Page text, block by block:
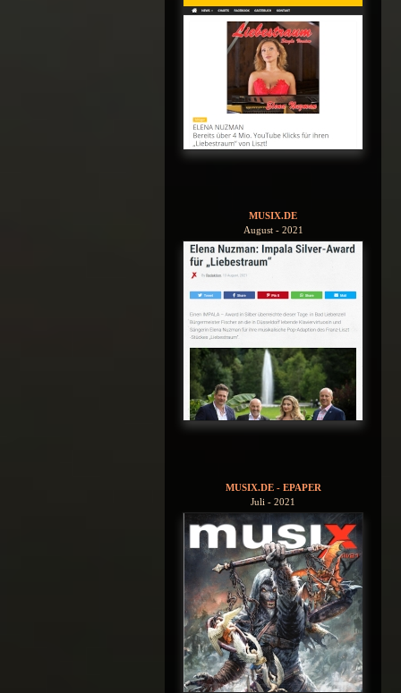
MUSIX.DE
August - 2021
MUSIX.DE - EPAPER
Juli - 2021